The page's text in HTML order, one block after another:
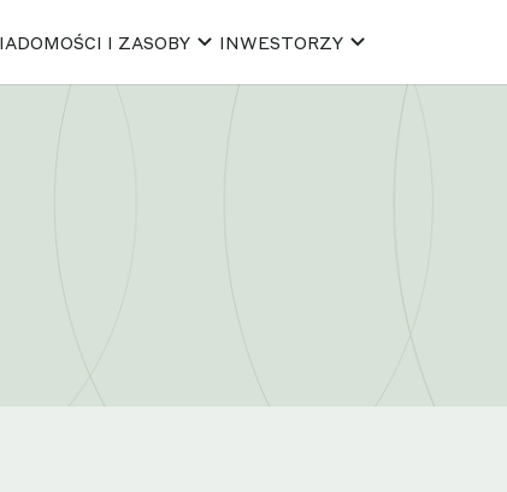
I ZASOBY INWESTORZY